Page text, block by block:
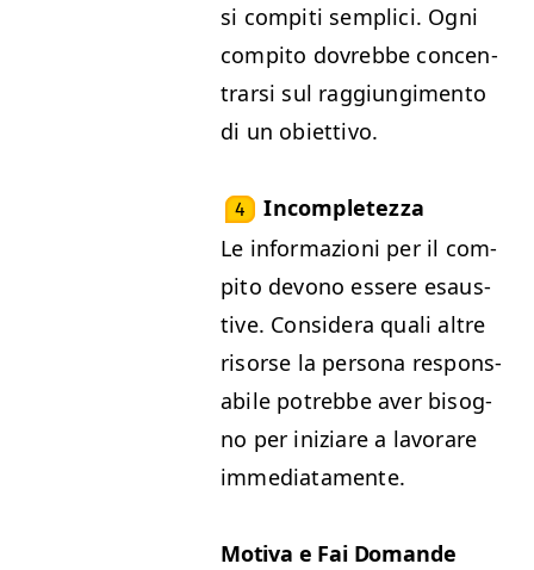
si com­pi­ti sem­pli­ci. Ogni
com­pi­to dovrebbe con­cen­
trar­si sul rag­giung­i­men­to
di un obiettivo.
4
Incom­pletez­za
Le infor­mazioni per il com­
pi­to devono essere esaus­
tive. Con­sid­era quali altre
risorse la per­sona respon­s­
abile potrebbe aver bisog­
no per iniziare a lavo­rare
immediatamente.
Moti­va e Fai Domande